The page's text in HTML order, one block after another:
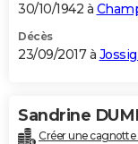
30/10/1942 à
Décès
23/09/2017 à
Sandrine
Créer une cagnotte